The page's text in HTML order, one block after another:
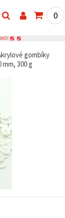
0
gombíky
300 g